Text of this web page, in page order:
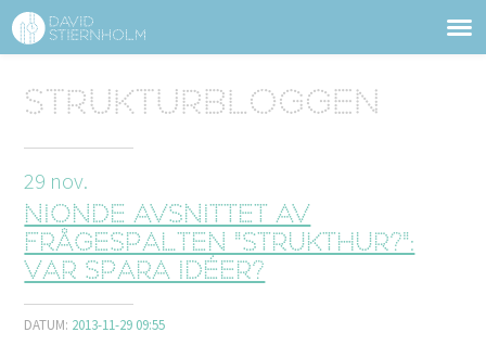
Sidhuvud
Navigering
FÖRELÄSNINGAR
VIDEO
Strukturbloggen
29 nov.
Nionde avsnittet av
frågespalten "Strukthur?":
Var spara idéer?
DATUM: 2013-11-29 09:55